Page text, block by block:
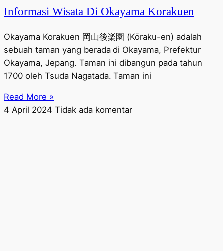
Informasi Wisata Di Okayama Korakuen
Okayama Korakuen 岡山後楽園 (Kōraku-en) adalah
sebuah taman yang berada di Okayama, Prefektur
Okayama, Jepang. Taman ini dibangun pada tahun
1700 oleh Tsuda Nagatada. Taman ini
Read More »
4 April 2024 Tidak ada komentar